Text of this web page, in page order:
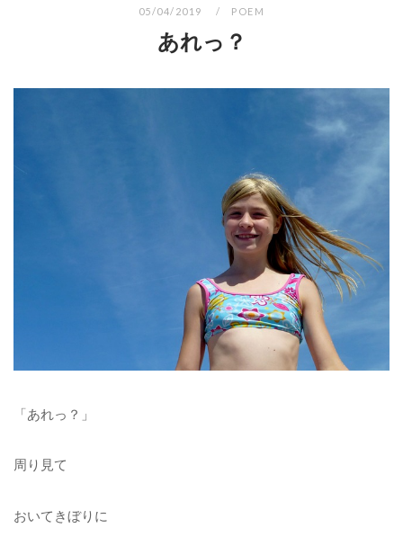
05/04/2019 POEM
あれっ？
「あれっ？」
周り見て
おいてきぼりに